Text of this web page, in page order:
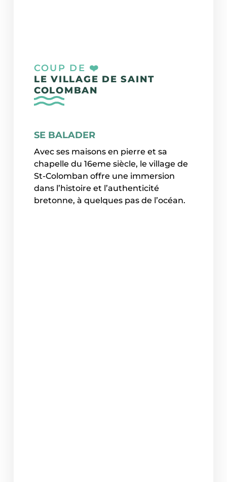
COUP DE ❤️
LE VILLAGE DE SAINT
COLOMBAN
SE BALADER
Avec ses maisons en pierre et sa
chapelle du 16eme siècle, le village de
St-Colomban offre une immersion
dans l’histoire et l’authenticité
bretonne, à quelques pas de l’océan.